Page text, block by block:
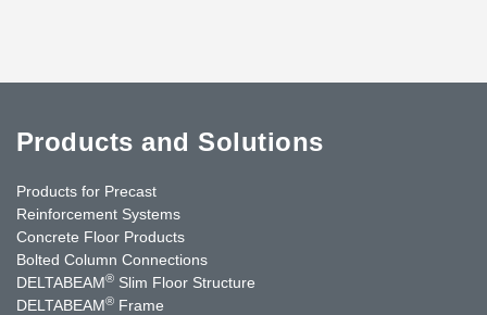
Products and Solutions
Products for Precast
Reinforcement Systems
Concrete Floor Products
Bolted Column Connections
DELTABEAM® Slim Floor Structure
DELTABEAM® Frame